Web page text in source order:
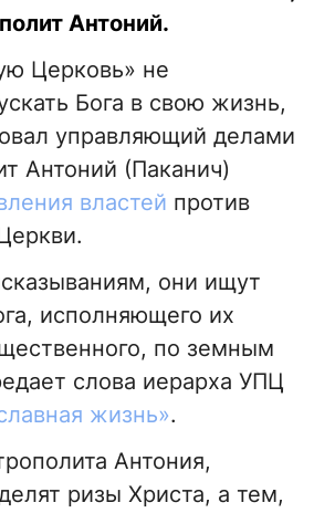
Антоний.
Церковь» не
Бога в свою жизнь,
управляющий делами
Антоний (Паканич)
властей против
они ищут
исполняющего их
по земным
слова иерарха УПЦ
жизнь».
Антония,
ризы Христа, а тем,